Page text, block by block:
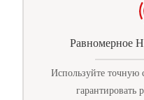
Равномерное
Используйте точную
гарантировать